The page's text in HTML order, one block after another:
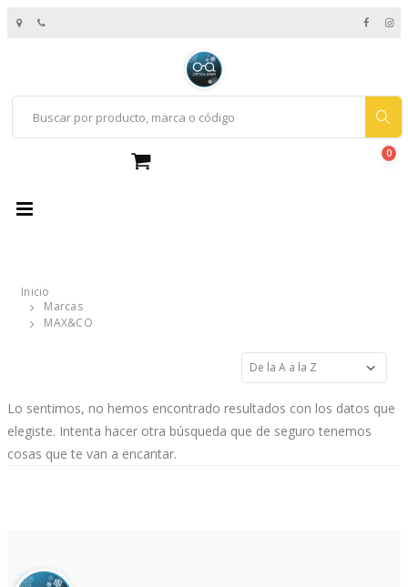
0
Inicio
Marcas
MAX&CO
Lo sentimos, no hemos encontrado resultados con los datos que
elegiste. Intenta hacer otra búsqueda que de seguro tenemos
cosas que te van a encantar.